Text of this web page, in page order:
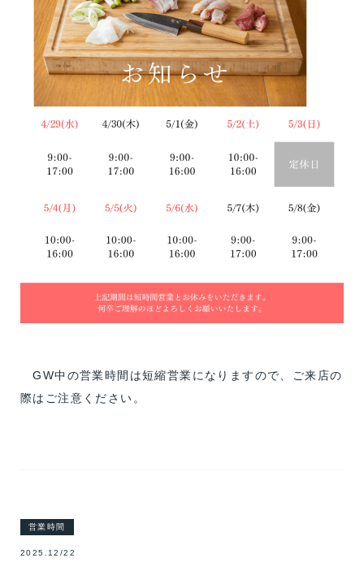
GW中の営業時間は短縮営業になりますので、ご来店の
際はご注意ください。
営業時間
2025.12/22